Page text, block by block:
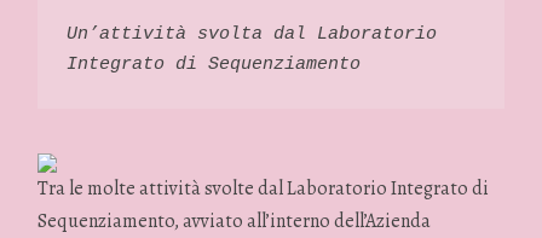
Un’attività svolta dal Laboratorio
Integrato di Sequenziamento
Tra le molte attività svolte dal Laboratorio Integrato di
Sequenziamento, avviato all’interno dell’Azienda